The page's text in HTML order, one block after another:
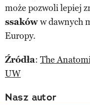
może pozwoli lepiej
ssakóww dawnych
Europy.
Źródła: The
UW
Nasz autor